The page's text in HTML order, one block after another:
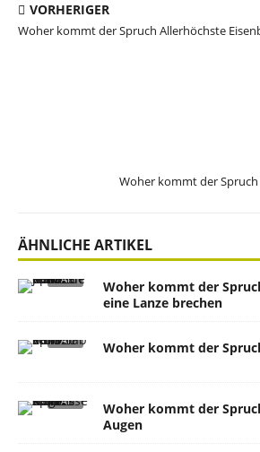
VORHERIGER
Woher kommt der Spruch Allerhöchste
Woher kommt der
ÄHNLICHE ARTIKEL
Woher kommt der
eine Lanze brechen
Woher kommt der
Woher kommt der
Augen